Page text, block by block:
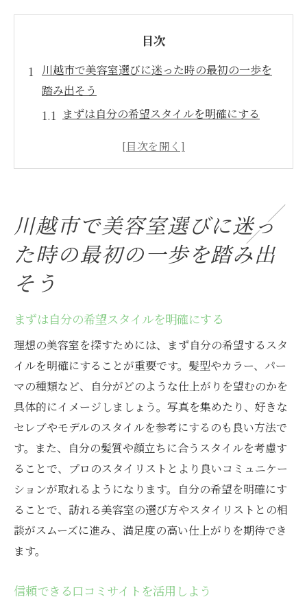
目次
川越市で美容室選びに迷った時の最初の一歩を
踏み出そう
まずは自分の希望スタイルを明確にする
初めての訪問時の心構え
理想の美容室を見つけるための川越市でのポイ
ントガイド
価格設定とサービス内容の確認
スタッフの技術力を見極める
アフターサービスの充実について
予約の取りやすさを考慮する
時間帯によって異なる雰囲気を体験
口コミとネットで探す川越市の美容室選びの秘
訣
口コミを信頼しすぎないようにする
ネット上の評価を多角的に分析
公式SNSで最新の顧客レビューを見る
確認
川越市で美容室選びに迷っ
た時の最初の一歩を踏み出
そう
まずは自分の希望スタイルを明確にする
理想の美容室を探すためには、まず自分の希望するスタ
イルを明確にすることが重要です。髪型やカラー、パー
マの種類など、自分がどのような仕上がりを望むのかを
具体的にイメージしましょう。写真を集めたり、好きな
セレブやモデルのスタイルを参考にするのも良い方法で
す。また、自分の髪質や顔立ちに合うスタイルを考慮す
ることで、プロのスタイリストとより良いコミュニケー
ションが取れるようになります。自分の希望を明確にす
ることで、訪れる美容室の選び方やスタイリストとの相
談がスムーズに進み、満足度の高い仕上がりを期待でき
ます。
信頼できる口コミサイトを活用しよう